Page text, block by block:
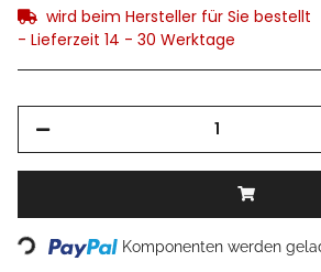
wird beim Hersteller für Sie bestellt
- Lieferzeit 14 - 30 Werktage
Loading... Komponenten werden